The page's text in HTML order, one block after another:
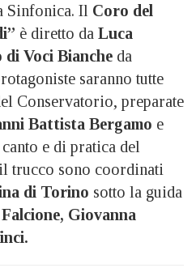
Sinfonica. Il Coro del
è diretto da Luca
di Voci Bianche da
saranno tutte
Conservatorio, preparate
Battista Bergamo e
e di pratica del
trucco sono coordinati
di Torino sotto la guida
Giovanna